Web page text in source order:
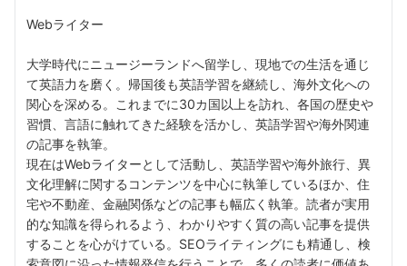
Webライター
大学時代にニュージーランドへ留学し、現地での生活を通じ
て英語力を磨く。帰国後も英語学習を継続し、海外文化への
関心を深める。これまでに30カ国以上を訪れ、各国の歴史や
習慣、言語に触れてきた経験を活かし、英語学習や海外関連
の記事を執筆。
現在はWebライターとして活動し、英語学習や海外旅行、異
文化理解に関するコンテンツを中心に執筆しているほか、住
宅や不動産、金融関係などの記事も幅広く執筆。読者が実用
的な知識を得られるよう、わかりやすく質の高い記事を提供
することを心がけている。SEOライティングにも精通し、検